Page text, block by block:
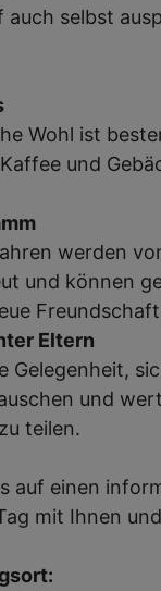
auch selbst
Wohl ist
und
werden
und können
Eltern
Gelegenheit,
und
teilen.
auf einen
mit Ihnen